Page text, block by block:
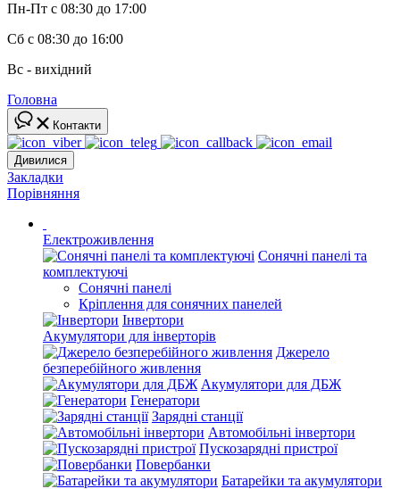
Пн-Пт с 08:30 до 17:00
Сб с 08:30 до 16:00
Вс - вихідний
Головна
Контакти
Дивилися
Закладки
Порівняння
Електроживлення
Сонячні панелі та
комплектуючі
Сонячні панелі
Кріплення для сонячних панелей
Інвертори
Акумулятори для інверторів
Джерело
безперебійного живлення
Акумулятори для ДБЖ
Генератори
Зарядні станції
Автомобільні інвертори
Пускозарядні пристрої
Повербанки
Батарейки та акумулятори